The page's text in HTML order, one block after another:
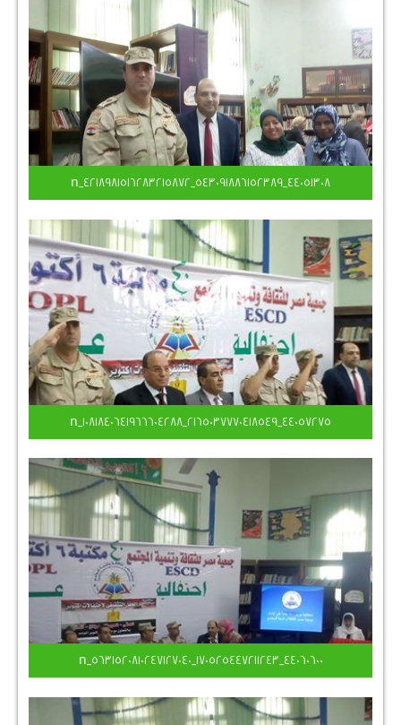
44051308_543091886152389_4218981516283215872_n
44057275_2165037770418549_1081840641966604288_n
44060600_170525447211243_5631520810247127040_n